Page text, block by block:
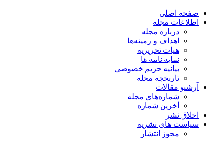
صفحه اصلی
اطلاعات مجله
درباره مجله
اهداف و زمینه‌ها
هیات تحریریه
نمایه نامه ها
بیانیه حریم خصوصی
تاریخچه مجله
آرشیو مقالات
شماره‌های مجله
آخرین شماره
اخلاق نشر
سیاست های نشریه
مجوز انتشار